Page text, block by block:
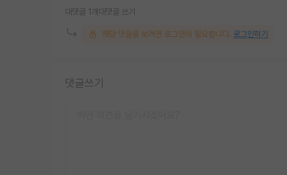
대댓글 1개 대댓글 쓰기
해당 댓글을 보려면 로그인이 필요합니다. 로그인하기
댓글쓰기